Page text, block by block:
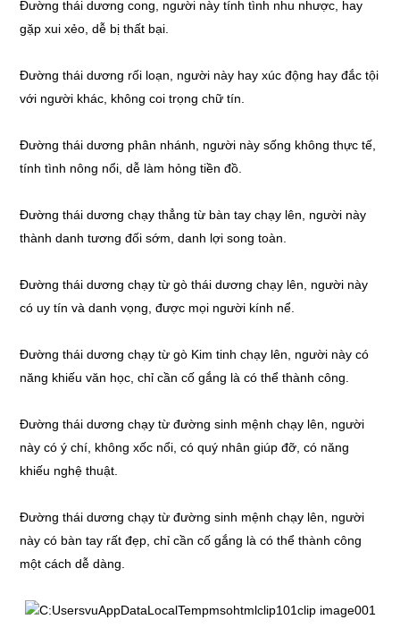
Đường thái dương cong, người này tính tình nhu nhược, hay
gặp xui xẻo, dễ bị thất bại.
Đường thái dương rối loạn, người này hay xúc động hay đắc tội
với người khác, không coi trọng chữ tín.
Đường thái dương phân nhánh, người này sống không thực tế,
tính tình nông nổi, dễ làm hỏng tiền đồ.
Đường thái dương chạy thẳng từ bàn tay chạy lên, người này
thành danh tương đối sớm, danh lợi song toàn.
Đường thái dương chạy từ gò thái dương chạy lên, người này
có uy tín và danh vọng, được mọi người kính nể.
Đường thái dương chạy từ gò Kim tinh chạy lên, người này có
năng khiếu văn học, chỉ cần cố gắng là có thể thành công.
Đường thái dương chạy từ đường sinh mệnh chạy lên, người
này có ý chí, không xốc nổi, có quý nhân giúp đỡ, có năng
khiếu nghệ thuật.
Đường thái dương chạy từ đường sinh mệnh chạy lên, người
này có bàn tay rất đẹp, chỉ cần cố gắng là có thể thành công
một cách dễ dàng.